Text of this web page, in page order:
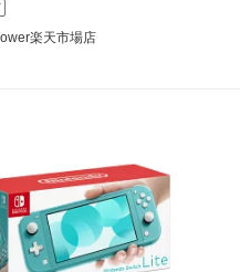
Steam/iOS/Android対応
楽天市場店